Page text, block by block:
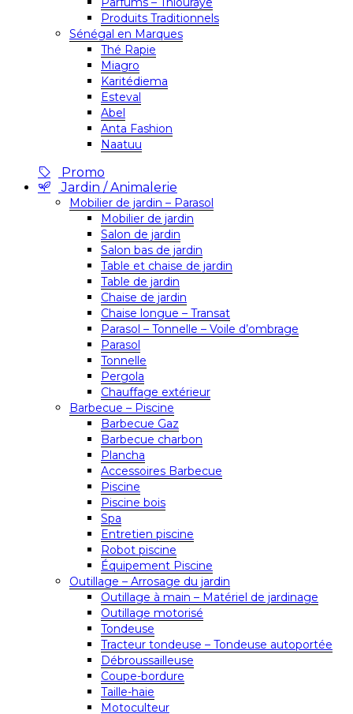
Produits Traditionnels
Sénégal en Marques
Thé Rapie
Miagro
Karitédiema
Esteval
Abel
Anta Fashion
Naatuu
Promo
Jardin / Animalerie
Mobilier de jardin – Parasol
Mobilier de jardin
Salon de jardin
Salon bas de jardin
Table et chaise de jardin
Table de jardin
Chaise de jardin
Chaise longue – Transat
Parasol – Tonnelle – Voile d’ombrage
Parasol
Tonnelle
Pergola
Chauffage extérieur
Barbecue – Piscine
Barbecue Gaz
Barbecue charbon
Plancha
Accessoires Barbecue
Piscine
Piscine bois
Spa
Entretien piscine
Robot piscine
Équipement Piscine
Outillage – Arrosage du jardin
Outillage à main – Matériel de jardinage
Outillage motorisé
Tondeuse
Tracteur tondeuse – Tondeuse autoportée
Débroussailleuse
Coupe-bordure
Taille-haie
Motoculteur